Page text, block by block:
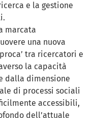
e la gestione
marcata
una nuova
tra ricercatori e
la capacità
dalla dimensione
di processi sociali
accessibili,
dell’attuale